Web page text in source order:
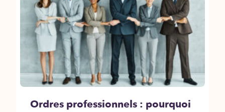
Ordres professionnels : pourquoi